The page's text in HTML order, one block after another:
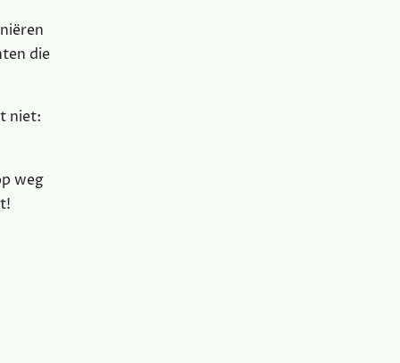
die
niet:
weg